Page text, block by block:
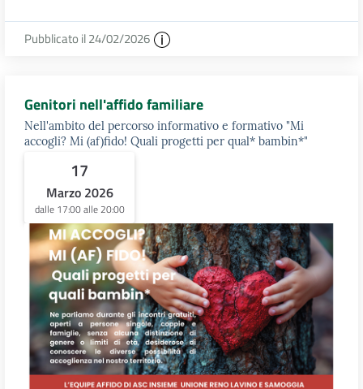
Pubblicato il 24/02/2026
Genitori nell'affido familiare
Nell'ambito del percorso informativo e formativo "Mi
accogli? Mi (af)fido! Quali progetti per qual* bambin*"
17
Marzo 2026
dalle 17:00 alle 20:00